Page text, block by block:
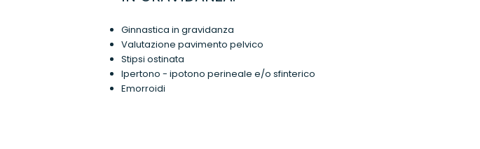
Ginnastica in gravidanza
Valutazione pavimento pelvico
Stipsi ostinata
Ipertono - ipotono perineale e/o sfinterico
Emorroidi